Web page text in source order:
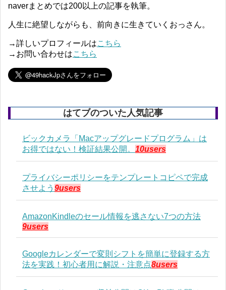
naverまとめでは200以上の記事を執筆。
人生に絶望しながらも、前向きに生きていくおっさん。
→詳しいプロフィールはこちら
→お問い合わせはこちら
はてブのついた人気記事
ビックカメラ「Macアップグレードプログラム」は
お得ではない！検証結果公開。 10users
プライバシーポリシーをテンプレートコピペで完成
させよう 9users
AmazonKindleのセール情報を逃さない7つの方法
9users
Googleカレンダーで変則シフトを簡単に登録する方
法を実践！初心者用に解説・注意点8users